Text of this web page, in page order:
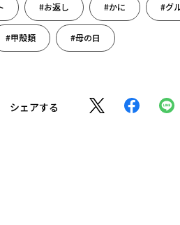
#お返し #かに #グ
#甲殻類 #母の日
シェアする